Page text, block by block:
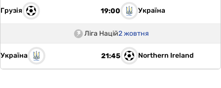
Грузія 19:00 Україна
Ліга Націй2 жовтня
Україна 21:45 Northern Ireland